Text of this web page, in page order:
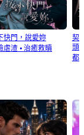
快門，說愛妳
虐渣⦁ 治癒救贖
契
頭
都